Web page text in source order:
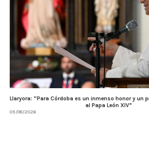
Llaryora: “Para Córdoba es un inmenso honor y un
al Papa León XIV”
05/08/2026